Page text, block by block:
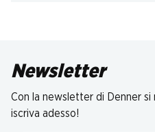
Newsletter
Con la newsletter di Denner si
iscriva adesso!